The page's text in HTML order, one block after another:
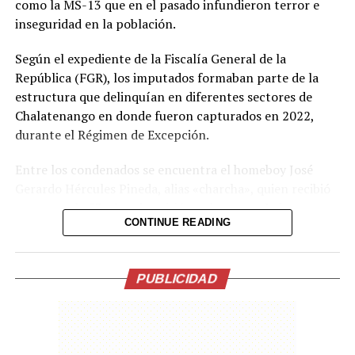
Facebook
Me gusta esto:
como la MS-13 que en el pasado infundieron terror e
inseguridad en la población.
Según el expediente de la Fiscalía General de la
República (FGR), los imputados formaban parte de la
estructura que delinquían en diferentes sectores de
Chalatenango en donde fueron capturados en 2022,
durante el Régimen de Excepción.
Entre los condenados se encuentra el homeboy José
una pena de 53 años de prisión; y los paros Luis
Fernando Alvarado Reyes, alias «canchis»; Hugo Alberto
Marroquín Pineda, alias «beleti» o «zunso», fueron
condenados a 26 años de prisión cada uno.
También recibieron una condena de 26 años de cárcel
los colaboradores Yeimy Gregoria Clavel Quijada,
CONTINUE READING
PUBLICIDAD